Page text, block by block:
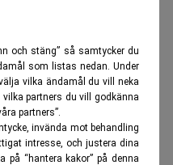
och stäng” så samtycker du
som listas nedan. Under
vilka ändamål du vill neka
partners du vill godkänna
partners”.
invända mot behandling
intresse, och justera dina
“hantera kakor” på denna
15 personer
om att banken
som drevs av
journalister och
för BBVA